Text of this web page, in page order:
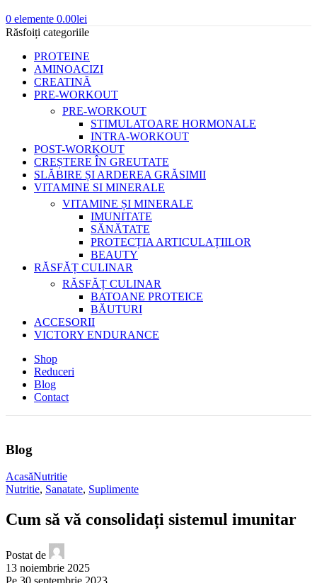
0 elemente 0.00lei
Răsfoiți categoriile
PROTEINE
AMINOACIZI
CREATINĂ
PRE-WORKOUT
PRE-WORKOUT
STIMULATOARE HORMONALE
INTRA-WORKOUT
POST-WORKOUT
CREȘTERE ÎN GREUTATE
SLĂBIRE ȘI ARDEREA GRĂSIMII
VITAMINE SI MINERALE
VITAMINE ȘI MINERALE
IMUNITATE
SĂNĂTATE
PROTECȚIA ARTICULAȚIILOR
BEAUTY
RĂSFĂȚ CULINAR
RĂSFĂȚ CULINAR
BATOANE PROTEICE
BĂUTURI
ACCESORII
VICTORY ENDURANCE
Shop
Reduceri
Blog
Contact
Blog
AcasăNutritie
Nutritie, Sanatate, Suplimente
Cum să vă consolidați sistemul imunitar
Postat de
13 noiembrie 2025